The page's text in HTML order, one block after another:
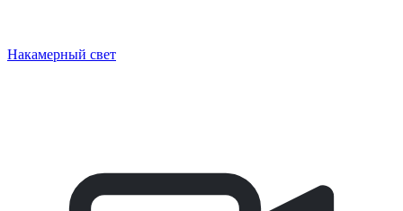
Накамерный свет